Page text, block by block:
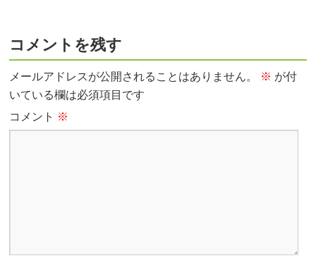
コメントを残す
メールアドレスが公開されることはありません。 ※ が付
いている欄は必須項目です
コメント ※